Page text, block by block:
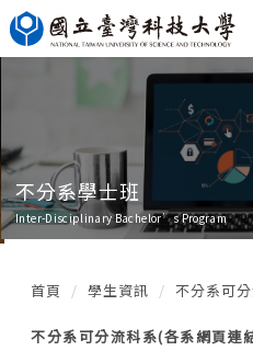
跳
到
主
不分系學士班
Inter-Disciplinary Bachelor’s Program
首頁 學生資訊 不分系可
不分系可分流科系(各系網頁連